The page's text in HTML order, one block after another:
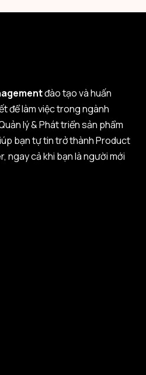
đào tạo và huấn
để làm việc trong ngành
lý & Phát triển sản phẩm
bạn tự tin trở thành Product
ngay cả khi bạn là người mới